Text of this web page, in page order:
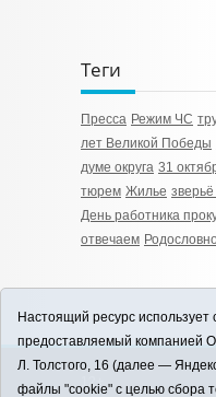
Теги
Пресса Режим ЧС
лет Великой Победы
думе округа 31
тюрем Жилье
День работника
отвечаем
12+
Настоящий ресурс
предоставляемый компанией
Л. Толстого, 16 (далее —
файлы "cookie" с целью сбора